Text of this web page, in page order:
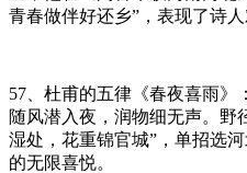
青春做伴好还乡”，表现了诗
57、杜甫的五律《春夜喜雨》
随风潜入夜，润物细无声。野
湿处，花重锦官城”，单招选
的无限喜悦。